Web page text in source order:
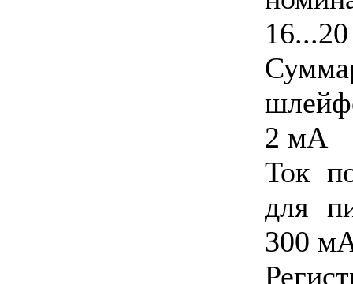
2 мА
Ток
для
300